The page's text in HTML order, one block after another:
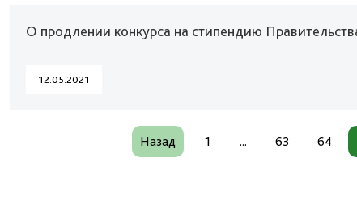
О продлении конкурса на стипендию
12.05.2021
Назад 1 ... 63 64